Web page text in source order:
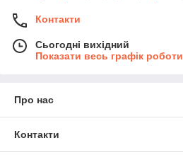
Контакти
Сьогодні вихідний
Показати весь графік роботи
Про нас
Контакти